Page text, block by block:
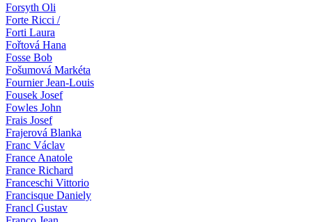
Forsyth Oli
Forte Ricci /
Forti Laura
Fořtová Hana
Fosse Bob
Fošumová Markéta
Fournier Jean-Louis
Fousek Josef
Fowles John
Frais Josef
Frajerová Blanka
Franc Václav
France Anatole
France Richard
Franceschi Vittorio
Francisque Daniely
Francl Gustav